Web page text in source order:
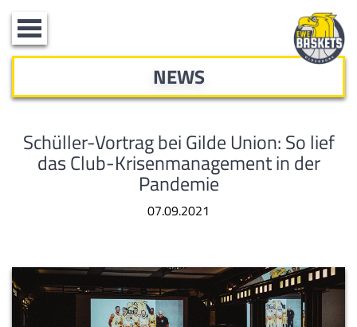
Toggle
navigation
NEWS
Schüller-Vortrag bei Gilde Union: So lief
das Club-Krisenmanagement in der
Pandemie
07.09.2021